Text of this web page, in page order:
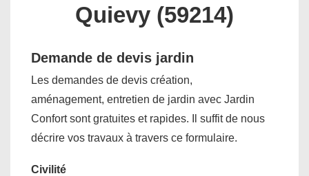
Quievy (59214)
Demande de devis jardin
Les demandes de devis création,
aménagement, entretien de jardin avec Jardin
Confort sont gratuites et rapides. Il suffit de nous
décrire vos travaux à travers ce formulaire.
Civilité